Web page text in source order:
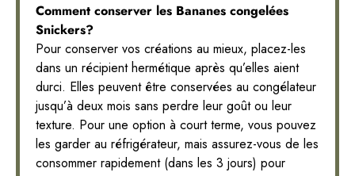
Comment conserver les Bananes congelées
Snickers?
Pour conserver vos créations au mieux, placez-les
dans un récipient hermétique après qu’elles aient
durci. Elles peuvent être conservées au congélateur
jusqu’à deux mois sans perdre leur goût ou leur
texture. Pour une option à court terme, vous pouvez
les garder au réfrigérateur, mais assurez-vous de les
consommer rapidement (dans les 3 jours) pour